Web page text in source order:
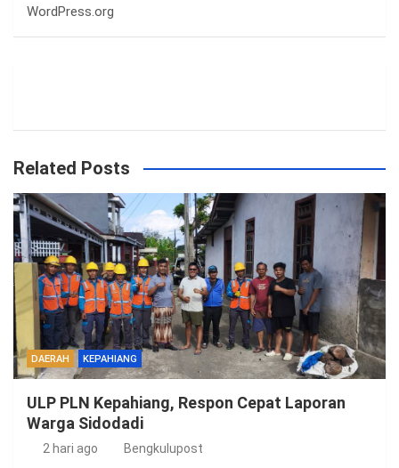
WordPress.org
Related Posts
DAERAH KEPAHIANG
ULP PLN Kepahiang, Respon Cepat Laporan
Warga Sidodadi
2 hari ago Bengkulupost